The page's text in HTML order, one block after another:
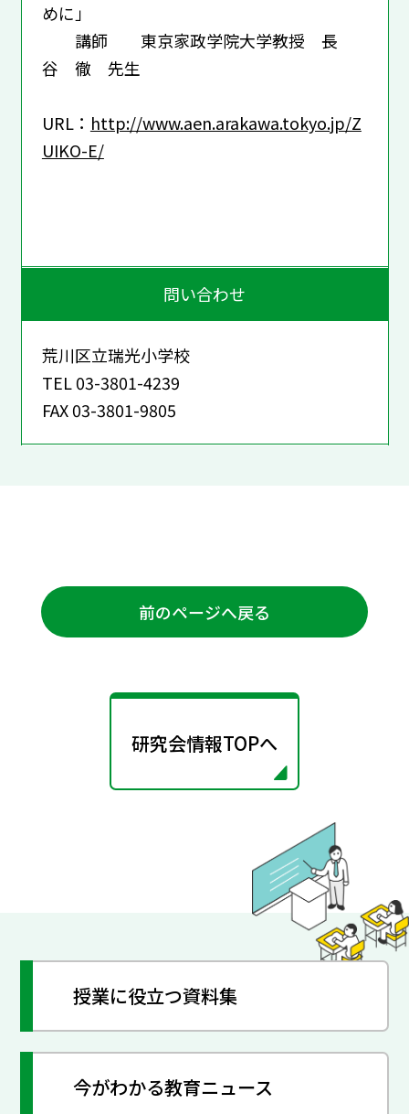
めに」
講師 東京家政学院大学教授 長
谷 徹 先生
URL： http://www.aen.arakawa.tokyo.jp/Z
UIKO-E/
問い合わせ
荒川区立瑞光小学校
TEL 03-3801-4239
FAX 03-3801-9805
前のページへ戻る
研究会情報TOPへ
授業に役立つ資料集
今がわかる教育ニュース